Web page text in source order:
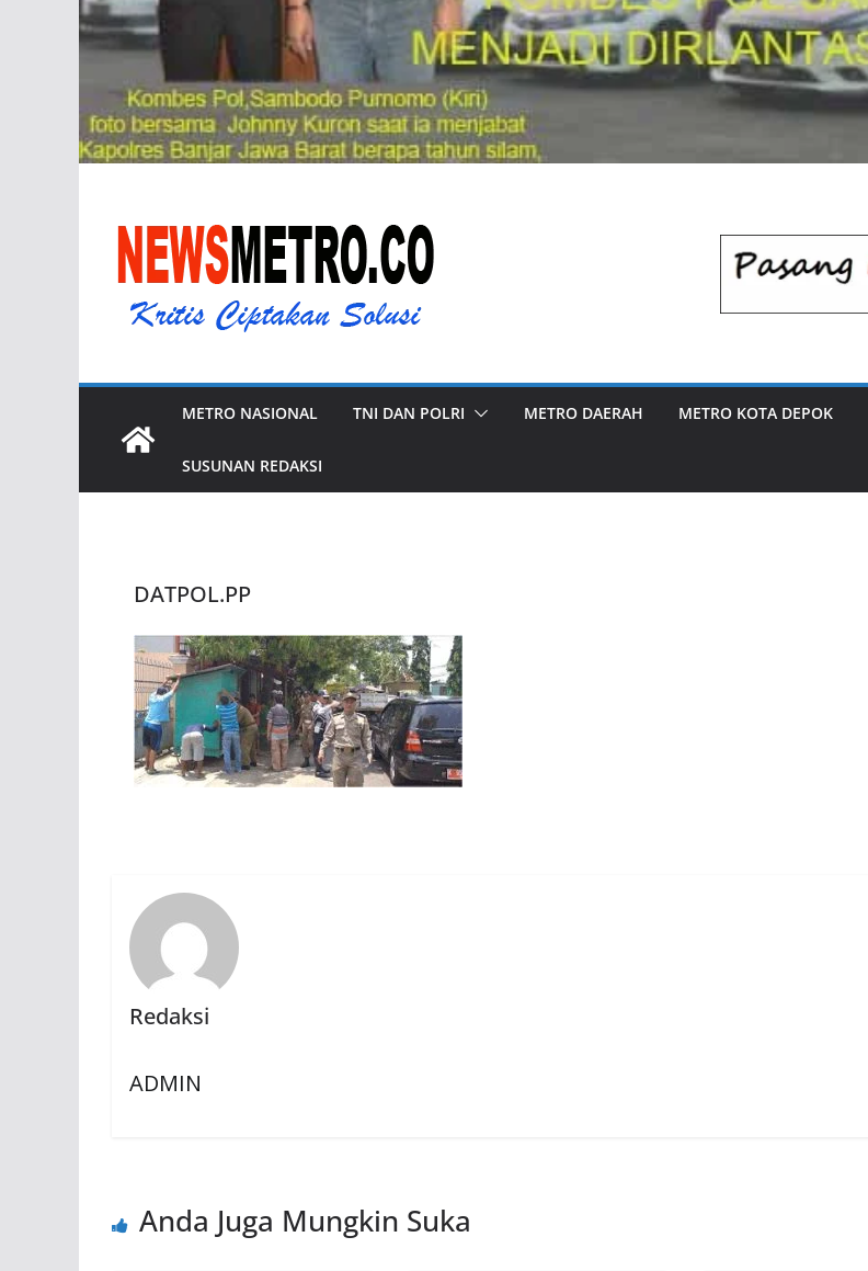
METRO NASIONAL TNI DAN POLRI METRO DAERAH METRO KOTA DEPOK
SUSUNAN REDAKSI
DATPOL.PP
Redaksi
ADMIN
Anda Juga Mungkin Suka